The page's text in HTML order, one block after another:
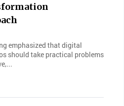
emphasized that digital
should take practical problems